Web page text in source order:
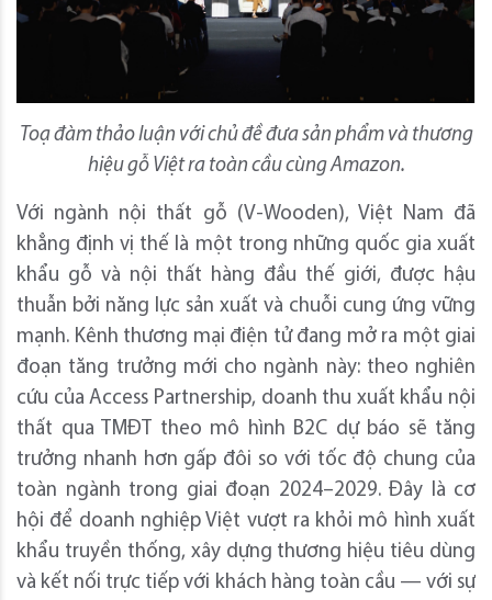
Toạ đàm thảo luận với chủ đề đưa sản phẩm và thương
hiệu gỗ Việt ra toàn cầu cùng Amazon.
Với ngành nội thất gỗ (V-Wooden), Việt Nam đã
khẳng định vị thế là một trong những quốc gia xuất
khẩu gỗ và nội thất hàng đầu thế giới, được hậu
thuẫn bởi năng lực sản xuất và chuỗi cung ứng vững
mạnh. Kênh thương mại điện tử đang mở ra một giai
đoạn tăng trưởng mới cho ngành này: theo nghiên
cứu của Access Partnership, doanh thu xuất khẩu nội
thất qua TMĐT theo mô hình B2C dự báo sẽ tăng
trưởng nhanh hơn gấp đôi so với tốc độ chung của
toàn ngành trong giai đoạn 2024–2029. Đây là cơ
hội để doanh nghiệp Việt vượt ra khỏi mô hình xuất
khẩu truyền thống, xây dựng thương hiệu tiêu dùng
và kết nối trực tiếp với khách hàng toàn cầu — với sự